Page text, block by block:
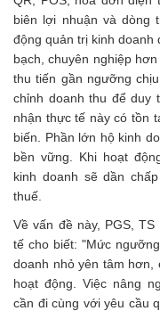
biên lợi nhuận và dòng
động quản trị kinh doanh
bạch, chuyên nghiệp
thu tiến gần ngưỡng
chỉnh doanh thu để duy
nhận thực tế này có tồn
biến. Phần lớn hộ kinh
bền vững. Khi hoạt
kinh doanh sẽ dần
thuế.
Về vấn đề này, PGS,
tế cho biết: "Mức
doanh nhỏ yên tâm hơn,
hoạt động. Việc nâng
cần đi cùng với yêu cầu